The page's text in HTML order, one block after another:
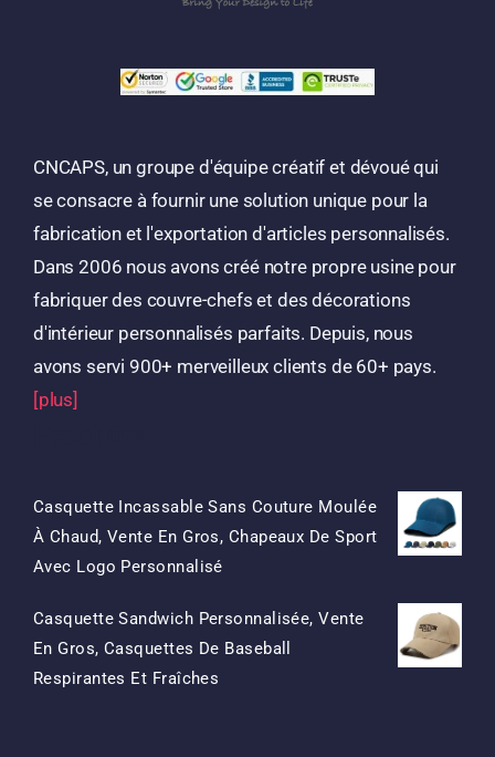
CNCAPS, un groupe d'équipe créatif et dévoué qui
se consacre à fournir une solution unique pour la
fabrication et l'exportation d'articles personnalisés.
Dans 2006 nous avons créé notre propre usine pour
fabriquer des couvre-chefs et des décorations
d'intérieur personnalisés parfaits. Depuis, nous
avons servi 900+ merveilleux clients de 60+ pays.
[plus]
Casquette Incassable Sans Couture Moulée
À Chaud, Vente En Gros, Chapeaux De Sport
Avec Logo PersonnaliséLe
D'origine
Était:
Le
Actuel
Est:
Casquette Sandwich Personnalisée, Vente
En Gros, Casquettes De Baseball
Respirantes Et Fraîches